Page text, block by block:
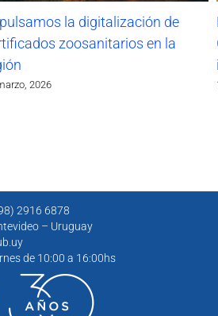
la digitalización de
zoosanitarios en la
2026
2916 6878
– Uruguay
de 10:00 a 16:00hs